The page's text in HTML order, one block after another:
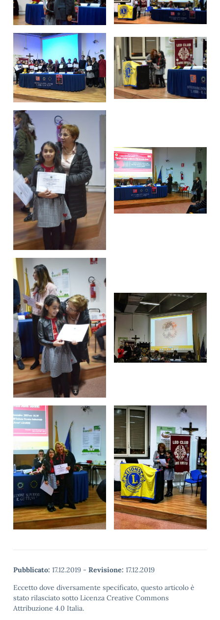
Pubblicato: 17.12.2019 - Revisione: 17.12.2019
Eccetto dove diversamente specificato, questo articolo è
stato rilasciato sotto Licenza Creative Commons
Attribuzione 4.0 Italia.